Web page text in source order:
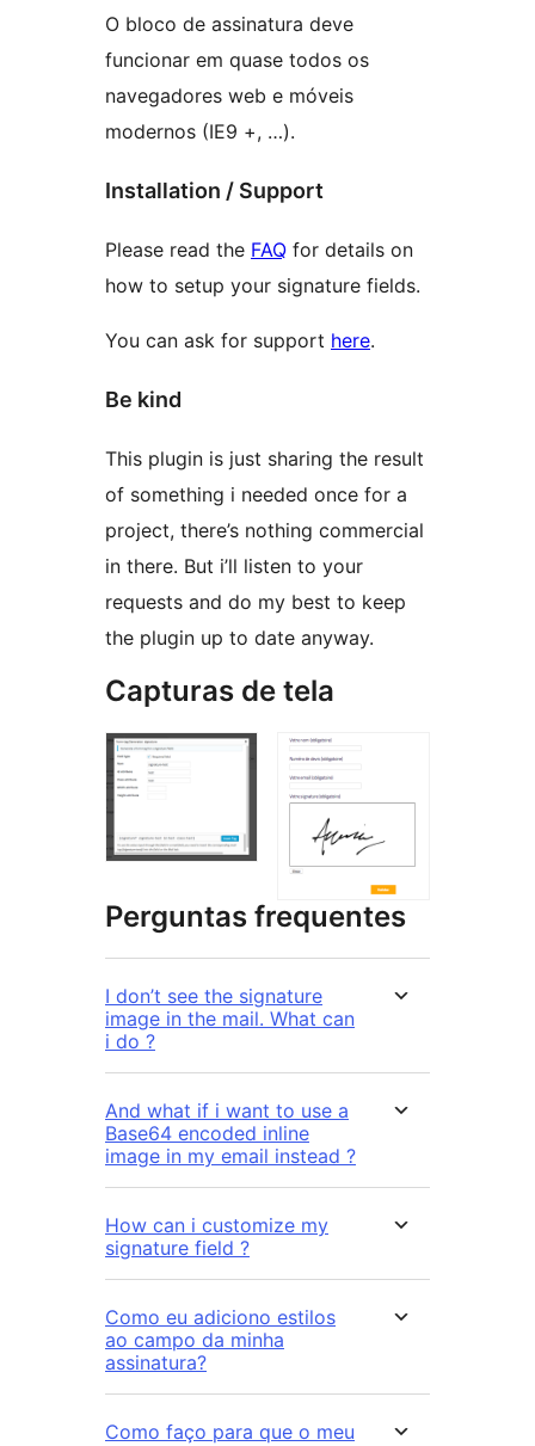
O bloco de assinatura deve
funcionar em quase todos os
navegadores web e móveis
modernos (IE9 +, …).
Installation / Support
Please read the FAQ for details on
how to setup your signature fields.
You can ask for support here.
Be kind
This plugin is just sharing the result
of something i needed once for a
project, there’s nothing commercial
in there. But i’ll listen to your
requests and do my best to keep
the plugin up to date anyway.
Capturas de tela
Perguntas frequentes
I don’t see the signature
image in the mail. What can
i do ?
And what if i want to use a
Base64 encoded inline
image in my email instead ?
How can i customize my
signature field ?
Como eu adiciono estilos
ao campo da minha
assinatura?
Como faço para que o meu